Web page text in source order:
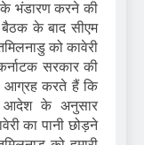
के भंडारण करने की
बैठक के बाद सीएम
को कावेरी
सरकार की
आग्रह करते हैं कि
आदेश के अनुसार
का पानी छोड़ने